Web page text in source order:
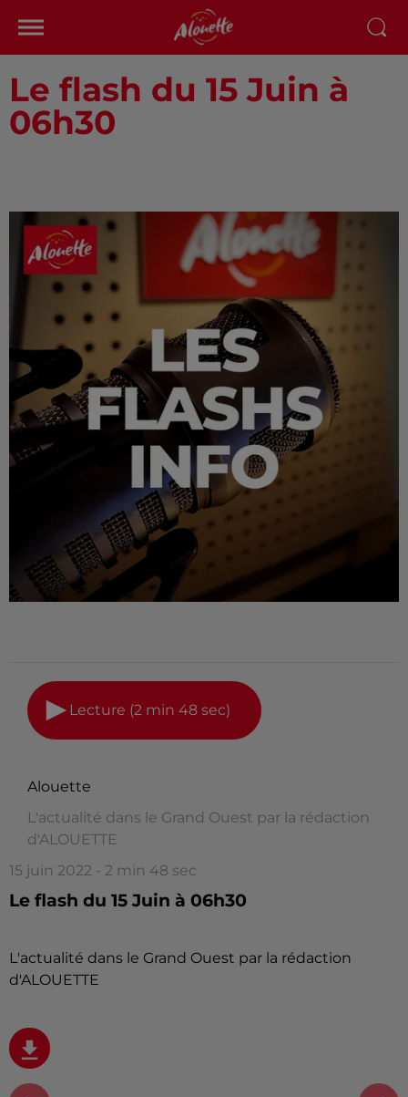
Le flash du 15 Juin à
06h30
Lecture (2 min 48 sec)
Alouette
L'actualité dans le Grand Ouest par la rédaction
d'ALOUETTE
15 juin 2022 - 2 min 48 sec
Le flash du 15 Juin à 06h30
L'actualité dans le Grand Ouest par la rédaction
d'ALOUETTE